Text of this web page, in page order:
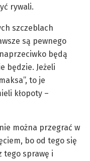
rywali.
szczeblach
są pewnego
będą
będzie. Jeżeli
to je
kłopoty –
można przegrać w
bo od tego się
tego sprawę i